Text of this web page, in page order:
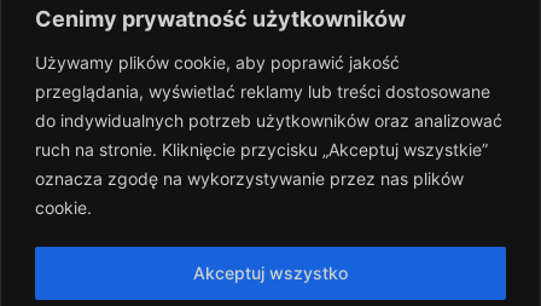
Cenimy prywatność użytkowników
Używamy plików cookie, aby poprawić jakość
przeglądania, wyświetlać reklamy lub treści dostosowane
do indywidualnych potrzeb użytkowników oraz analizować
ruch na stronie. Kliknięcie przycisku „Akceptuj wszystkie”
oznacza zgodę na wykorzystywanie przez nas plików
cookie.
Akceptuj wszystko
NIP 536-183-07-25
REGON 141165648
Rachunek bankowy: PKO BP 17 1020 1026 0000 1802 038
1054
slalp.com.pl Copyright © 2024